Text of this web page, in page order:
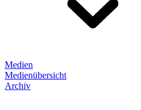
Medien
Medienübersicht
Archiv